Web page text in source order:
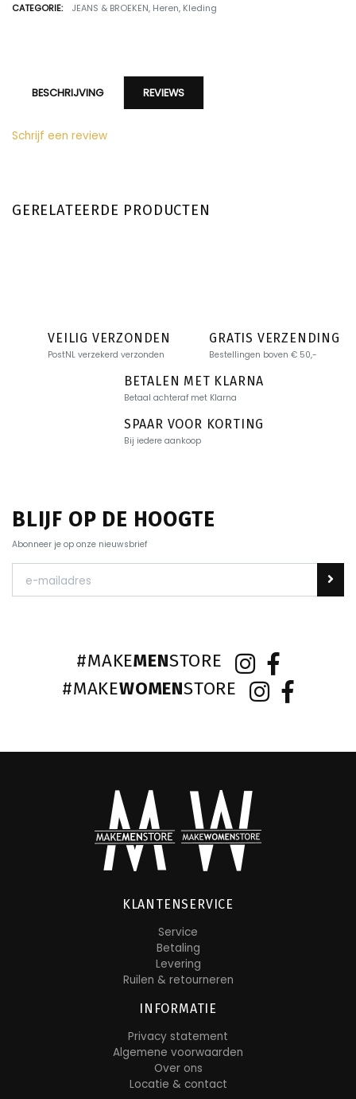
CATEGORIE: JEANS & BROEKEN, Heren, Kleding
BESCHRIJVING REVIEWS
Schrijf een review
GERELATEERDE PRODUCTEN
VEILIG VERZONDEN
PostNL verzekerd verzonden
GRATIS VERZENDING
Bestellingen boven € 50,-
BETALEN MET KLARNA
Betaal achteraf met Klarna
SPAAR VOOR KORTING
Bij iedere aankoop
BLIJF OP DE HOOGTE
Abonneer je op onze nieuwsbrief
#MAKEMENSTORE
#MAKEWOMENSTORE
KLANTENSERVICE
Service
Betaling
Levering
Ruilen & retourneren
INFORMATIE
Privacy statement
Algemene voorwaarden
Over ons
Locatie & contact